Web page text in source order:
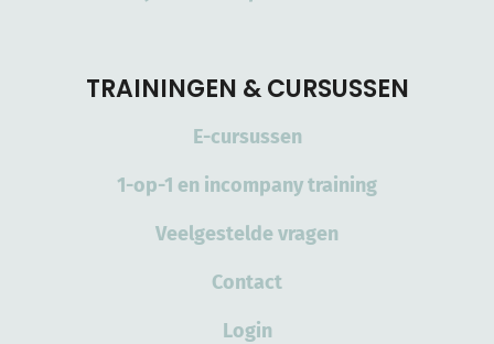
TRAININGEN & CURSUSSEN
E-cursussen
1-op-1 en incompany training
Veelgestelde vragen
Contact
Login